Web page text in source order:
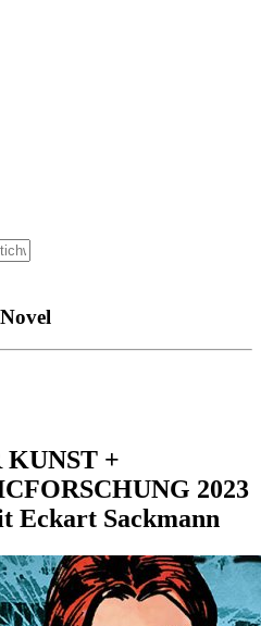
+
2023
Eckart Sackmann